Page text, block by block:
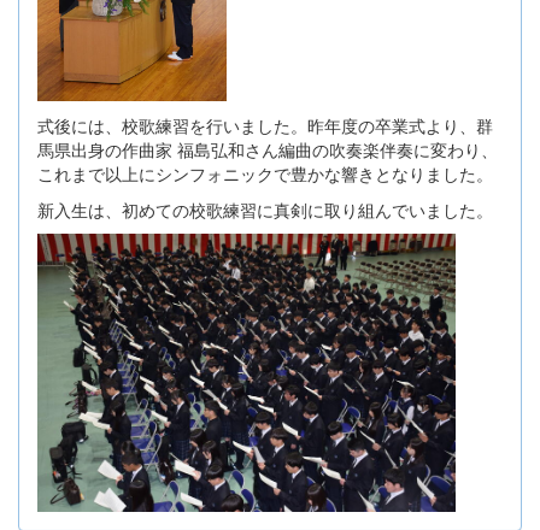
式後には、校歌練習を行いました。昨年度の卒業式より、群
馬県出身の作曲家 福島弘和さん編曲の吹奏楽伴奏に変わり、
これまで以上にシンフォニックで豊かな響きとなりました。
新入生は、初めての校歌練習に真剣に取り組んでいました。